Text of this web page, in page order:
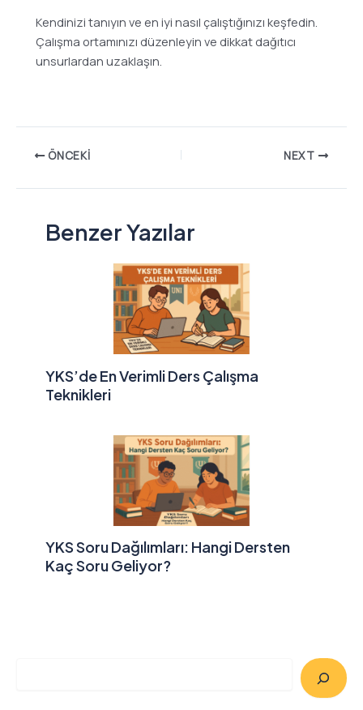
Kendinizi tanıyın ve en iyi nasıl çalıştığınızı keşfedin.
Çalışma ortamınızı düzenleyin ve dikkat dağıtıcı
unsurlardan uzaklaşın.
ÖNCEKI NEXT
Benzer Yazılar
YKS’de En Verimli Ders Çalışma
Teknikleri
YKS Soru Dağılımları: Hangi Dersten
Kaç Soru Geliyor?